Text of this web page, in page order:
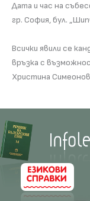
Дата и час на
гр. София, бул.
Всички явили се
връзка с
Христина